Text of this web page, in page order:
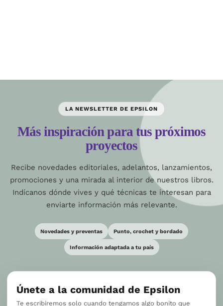
LA NEWSLETTER DE EPSILON
Más inspiración para tus próximos
proyectos
Recibe novedades editoriales, adelantos, lanzamientos,
promociones y una mirada al interior de nuestros libros.
Indícanos dónde vives y qué técnicas te interesan para
enviarte información más relevante.
Novedades y preventas Punto, crochet y bordado
Información adaptada a tu país
Únete a la comunidad de Epsilon
Te escribiremos solo cuando tengamos algo bonito que